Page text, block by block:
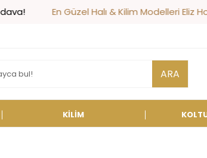
En Güzel Halı & Kilim Modelleri Eliz Home'da!
ARA
KİLİM